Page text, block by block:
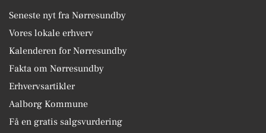
Seneste nyt fra Nørresundby
Vores lokale erhverv
Kalenderen for Nørresundby
Fakta om Nørresundby
Erhvervsartikler
Aalborg Kommune
Få en gratis salgsvurdering